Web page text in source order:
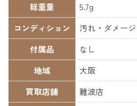
総重量
5.7g
コンディション
汚れ・ダメージ
付属品
なし
地域
大阪
買取店舗
難波店